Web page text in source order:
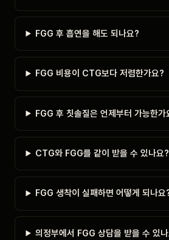
FGG 후 흡연을 해도 되나요?
FGG 비용이 CTG보다 저렴한가요?
FGG 후 칫솔질은 언제부터 가능한가
CTG와 FGG를 같이 받을 수 있나요?
FGG 생착이 실패하면 어떻게 되나요
의정부에서 FGG 상담을 받을 수 있